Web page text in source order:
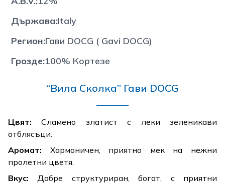
Държава:Italy
Регион:Гави DOCG ( Gavi DOCG)
Грозде:100% Кортезе
“Вила Сколка” Гави DOCG
Цвят: Сламено златист с леки зеленикави
отблясъци.
Аромат: Хармоничен, приятно мек на нежни
пролетни цветя.
Вкус: Добре структуриран, богат, с приятни